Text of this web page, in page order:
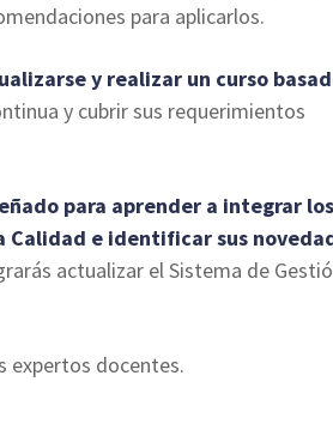
para aplicarlos.
y realizar un curso
y cubrir sus requerimientos
para aprender a integrar los
Calidad e identificar sus
actualizar el Sistema de
expertos docentes.